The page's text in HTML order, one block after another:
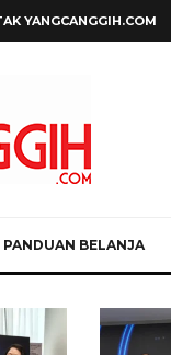
YANGCANGGIH.COM
PANDUAN BELANJA